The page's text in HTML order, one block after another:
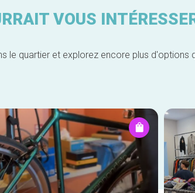
VOUS
le quartier et explorez encore plus d'options